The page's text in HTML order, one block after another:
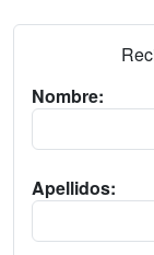
Nombre:
Apellidos: